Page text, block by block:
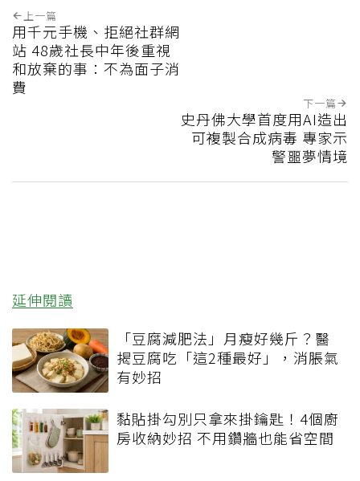
上一篇
用千元手機、拒絕社群網
站 48歲社長中年後重視
和放棄的事：不為面子消
費
下一篇
史丹佛大學首度用AI造出
可複製合成病毒 專家示
警噩夢情境
延伸閱讀
「豆腐減肥法」月瘦好幾斤？醫
揭豆腐吃「這2種最好」，消脹氣
有妙招
黏貼掛勾別只拿來掛鑰匙！4個廚
房收納妙招 不用鑽牆也能省空間